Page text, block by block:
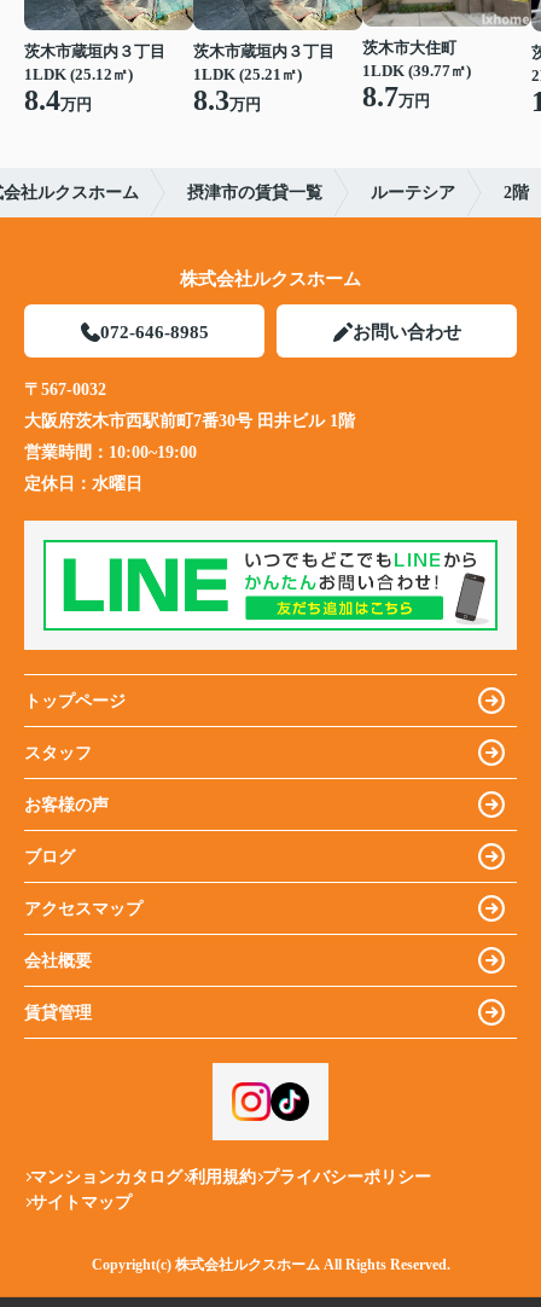
茨木市蔵垣内３丁目
1LDK (25.12㎡)
8.4万円
茨木市蔵垣内３丁目
1LDK (25.21㎡)
8.3万円
茨木市大住町
1LDK (39.77㎡)
8.7万円
社ルクスホーム 摂津市の賃貸一覧 ルーテシア 2階
株式会社ルクスホーム
072-646-8985 お問い合わせ
〒567-0032
大阪府茨木市西駅前町7番30号 田井ビル 1階
営業時間： 10:00~19:00
定休日： 水曜日
トップページ
スタッフ
お客様の声
ブログ
アクセスマップ
会社概要
賃貸管理
マンションカタログ 利用規約 プライバシーポリシー
サイトマップ
Copyright(c) 株式会社ルクスホーム All Rights Reserved.